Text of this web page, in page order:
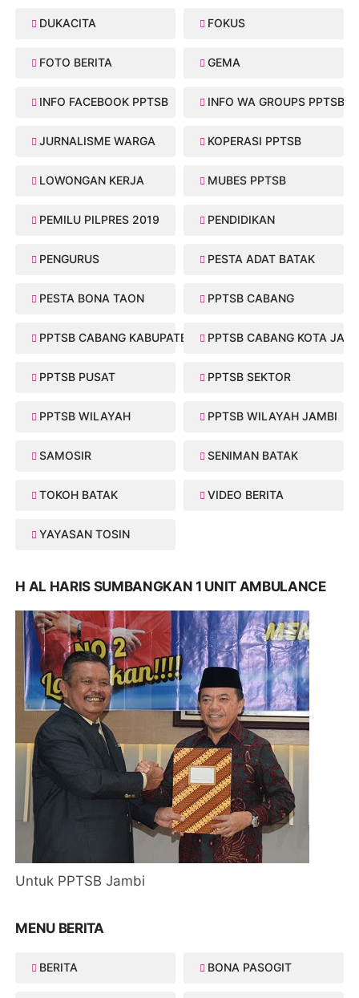
DUKACITA FOKUS
FOTO BERITA GEMA
INFO FACEBOOK PPTSB INFO WA GROUPS PPTSB
JURNALISME WARGA KOPERASI PPTSB
LOWONGAN KERJA MUBES PPTSB
PEMILU PILPRES 2019 PENDIDIKAN
PENGURUS PESTA ADAT BATAK
PESTA BONA TAON PPTSB CABANG
PPTSB CABANG KABUPATEN PPTSB CABANG KOTA
PPTSB PUSAT PPTSB SEKTOR
PPTSB WILAYAH PPTSB WILAYAH JAMBI
SAMOSIR SENIMAN BATAK
TOKOH BATAK VIDEO BERITA
YAYASAN TOSIN
H AL HARIS SUMBANGKAN 1 UNIT AMBULANCE
Untuk PPTSB Jambi
MENU BERITA
BERITA BONA PASOGIT